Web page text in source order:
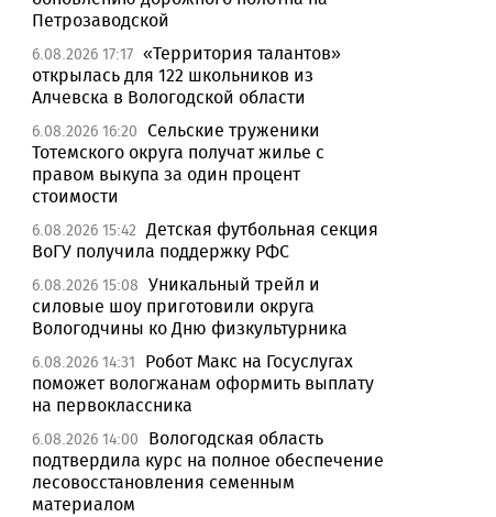
Петрозаводской
6.08.2026 17:17 «Территория талантов»
открылась для 122 школьников из
Алчевска в Вологодской области
6.08.2026 16:20 Сельские труженики
Тотемского округа получат жилье с
правом выкупа за один процент
стоимости
6.08.2026 15:42 Детская футбольная секция
ВоГУ получила поддержку РФС
6.08.2026 15:08 Уникальный трейл и
силовые шоу приготовили округа
Вологодчины ко Дню физкультурника
6.08.2026 14:31
Робот Макс на Госуслугах
поможет вологжанам оформить выплату
на первоклассника
6.08.2026 14:00
Вологодская область
подтвердила курс на полное обеспечение
лесовосстановления семенным
материалом